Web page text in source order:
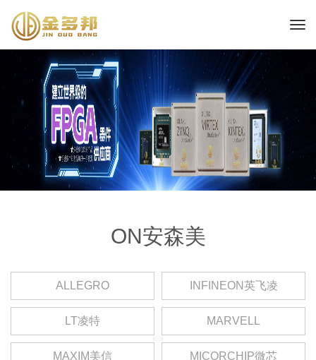
ON安森美
ALLEGRO INFINEON英飞凌
LT凌特 MARVELL
MAXIM美信 MICORCHIP微芯